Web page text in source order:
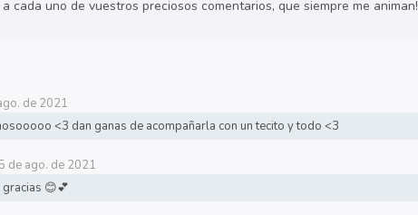
cada uno de vuestros preciosos comentarios, que siempre me animan!
de 2021
<3 dan ganas de acompañarla con un tecito y todo <3
de ago. de 2021
😊💕